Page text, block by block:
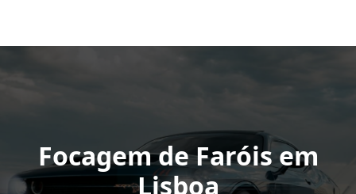
Focagem de Faróis em
Lisboa